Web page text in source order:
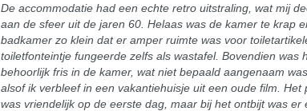
De accommodatie had een echte retro uitstraling, wat mij
aan de sfeer uit de jaren 60. Helaas was de kamer te krap
badkamer zo klein dat er amper ruimte was voor
toiletfonteintje fungeerde zelfs als wastafel. Bovendien was
behoorlijk fris in de kamer, wat niet bepaald aangenaam
alsof ik verbleef in een vakantiehuisje uit een oude film. Het
was vriendelijk op de eerste dag, maar bij het ontbijt was